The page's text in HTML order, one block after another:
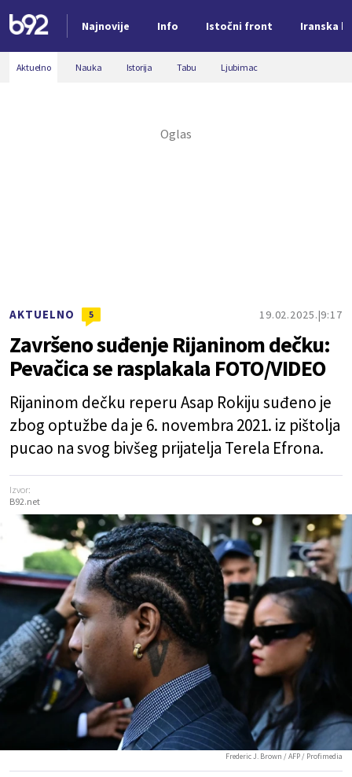
Najnovije Info Istočni front Iranska
Nova vest
Aktuelno Nauka Istorija Tabu Ljubimac
AKTUELNO 5 19.02.2025. 9:17
Završeno suđenje Rijaninom dečku:
Pevačica se rasplakala FOTO/VIDEO
Rijaninom dečku reperu Asap Rokiju suđeno je
zbog optužbe da je 6. novembra 2021. iz pištolja
pucao na svog bivšeg prijatelja Terela Efrona.
Izvor:
B92.net
Frederic J. Brown / AFP / Profimedia